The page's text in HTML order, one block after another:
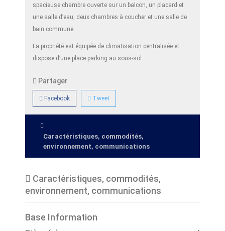
spacieuse chambre ouverte sur un balcon, un placard et
une salle d’eau, deux chambres à coucher et une salle de
bain commune.
La propriété est équipée de climatisation centralisée et
dispose d’une place parking au sous-sol.
Partager
Facebook Tweet
Caractéristiques, commodités,
environnement, communications
Caractéristiques, commodités,
environnement, communications
Base Information